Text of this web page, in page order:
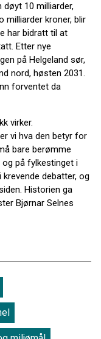
10 milliarder,
milliarder kroner, blir
har bidratt til at
Etter nye
på Helgeland sør,
nord, høsten 2031.
forventet da
virker.
vi hva den betyr for
bare berømme
og på fylkestinget i
debatter, og
Historien ga
Bjørnar Selnes